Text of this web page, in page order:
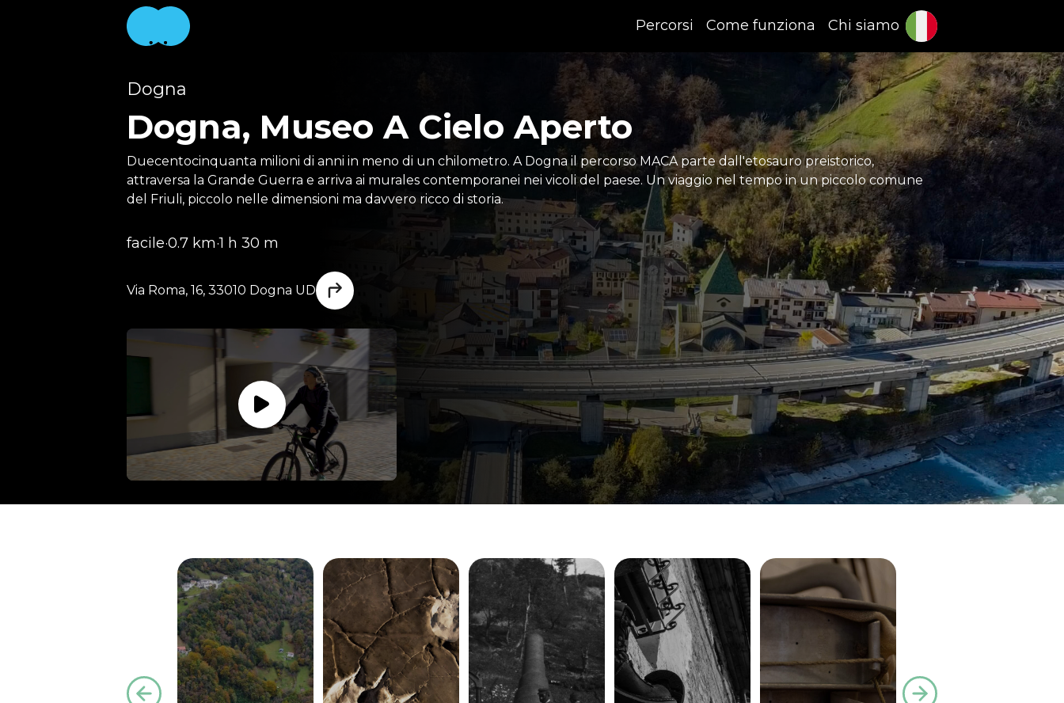
Percorsi Come funziona Chi siamo
Dogna
Dogna, Museo A Cielo Aperto
Duecentocinquanta milioni di anni in meno di un chilometro. A Dogna il percorso MACA parte dall'etosauro preistorico,
attraversa la Grande Guerra e arriva ai murales contemporanei nei vicoli del paese. Un viaggio nel tempo in un piccolo comune
del Friuli, piccolo nelle dimensioni ma davvero ricco di storia.
facile·0.7 km·1 h 30 m
Via Roma, 16, 33010 Dogna UD